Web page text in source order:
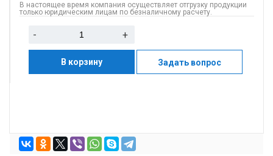
В настоящее время компания осуществляет отгрузку продукции
только юридическим лицам по безналичному расчету.
- +
В корзину Задать вопрос